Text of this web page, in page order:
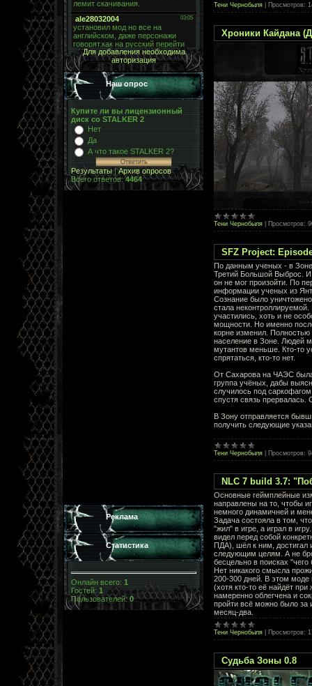
Для добавления необходима
авторизация
Наш опрос
Купите ли вы лицензионный
диск со STALKER 2
Нет
Да
А что такое STALKER 2?
Результаты|Архив опросов
Всего ответов:4464
Реклама
Статистика
Онлайн всего: 1
Гостей: 1
Пользователей:0
Тени Чернобыля Просмотров:
Хроники Кайдана
Тени Чернобыля Просмотров:
SFZ Project:
По данным ученых - в
Третий Большой Выброс.
он не мог произойти. По
информации ученых из
Сознание было
стала
участились, хоть и не
мощности. Но именно
корне изменил.
население в Зоне. Людей
мутантов меньше. Кто-то
спрятаться, кто-то нет.
От Сахарова на ЧАЭС
группа учёных, дабы
случилось под
спустя связь прервалась.
В Зону отправляется
получить следующие
Тени Чернобыля Просмотров:
NLC 7 build 3.7:
Основные геймплейные
направлены на то, чтобы
немного динамичней и
Задача состояла в том,
"жил" в игре, а играл в
видел перед собой
ПДА), шёл к ним, достигал
следующим целям. А не
бесцельно в поисках
Нет никакого смысла
200-300 дней. В этом моде
(хотя кто-то её найдёт при
намеренно облегчена и
пройти всё можно было за
месяц-два.
Тени Чернобыля Просмотров:
Судьба Зоны 0.8